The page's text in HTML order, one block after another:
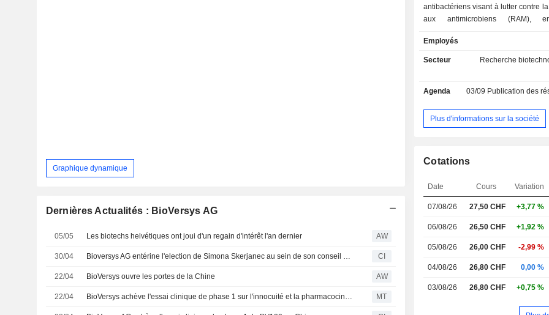
Graphique dynamique
Dernières Actualités : BioVersys AG
05/05 Les biotechs helvétiques ont joui d'un regain d'intérêt l'an dernier AW
30/04 Bioversys AG entérine l'election de Simona Skerjanec au sein de son conseil d'administration CI
22/04 BioVersys ouvre les portes de la Chine AW
22/04 BioVersys achève l'essai clinique de phase 1 sur l'innocuité et la pharmacocinétique du BV100 en Chine MT
antibactériens visant à lutter contre
aux antimicrobiens (RAM),
comme critiques par l’Organisation
la santé (OMS) et les Centres pour
la prévention des maladies (CDC).
au stade clinique. Il s'agit d'un
infections hospitalières graves
infections pulmonaires et
produit est de réduire la
traitements actuels sont
portefeuille de la société comprend
développement : le BV200,
Employés
Secteur
Recherche
Agenda 03/09 Publication des résultats
Plus d'informations sur la société
Cotations
Date Cours Variation
07/08/26 27,50 CHF +3,77 %
06/08/26 26,50 CHF +1,92 %
05/08/26 26,00 CHF -2,99 %
04/08/26 26,80 CHF 0,00 %
03/08/26 26,80 CHF +0,75 %